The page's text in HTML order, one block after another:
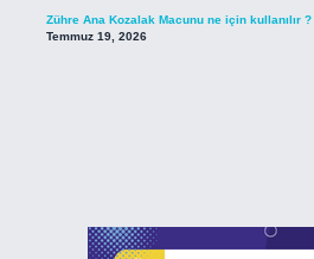
Zühre Ana Kozalak Macunu ne için kullanılır ?
Temmuz 19, 2026